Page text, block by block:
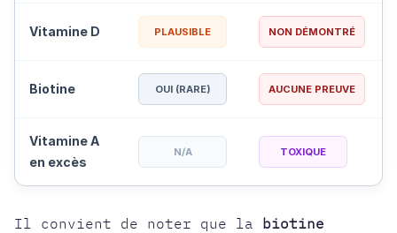
Vitamine D PLAUSIBLE NON DÉMONTRÉ
Biotine OUI (RARE) AUCUNE PREUVE
Vitamine A
en excès
N/A TOXIQUE
Il convient de noter que la biotine